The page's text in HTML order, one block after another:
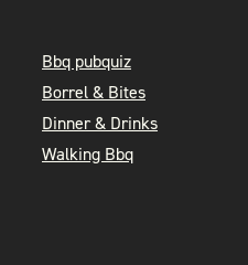
Bbq pubquiz
Borrel & Bites
Dinner & Drinks
Walking Bbq